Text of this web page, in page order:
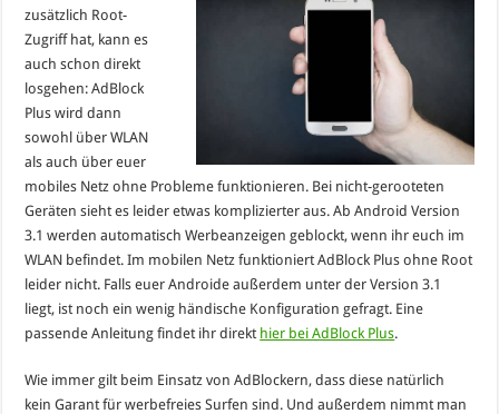
zusätzlich Root-
Zugriff hat, kann es
auch schon direkt
losgehen: AdBlock
Plus wird dann
sowohl über WLAN
als auch über euer
mobiles Netz ohne Probleme funktionieren. Bei nicht-gerooteten
Geräten sieht es leider etwas komplizierter aus. Ab Android Version
3.1 werden automatisch Werbeanzeigen geblockt, wenn ihr euch im
WLAN befindet. Im mobilen Netz funktioniert AdBlock Plus ohne Root
leider nicht. Falls euer Androide außerdem unter der Version 3.1
liegt, ist noch ein wenig händische Konfiguration gefragt. Eine
passende Anleitung findet ihr direkt hier bei AdBlock Plus.
Wie immer gilt beim Einsatz von AdBlockern, dass diese natürlich
kein Garant für werbefreies Surfen sind. Und außerdem nimmt man